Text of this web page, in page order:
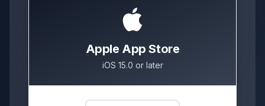
Apple App Store
iOS 15.0 or later